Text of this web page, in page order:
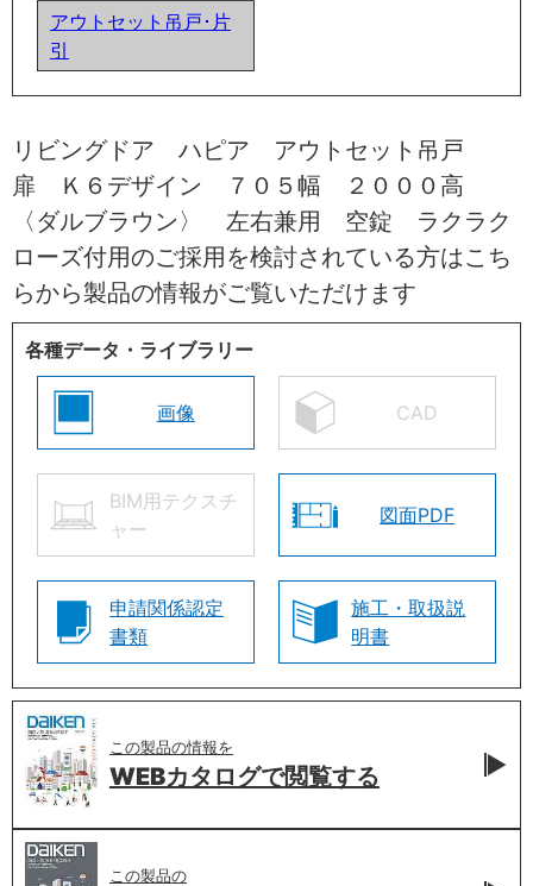
アウトセット吊戸･片
引
リビングドア ハピア アウトセット吊戸
扉 Ｋ６デザイン ７０５幅 ２０００高
〈ダルブラウン〉 左右兼用 空錠 ラクラク
ローズ付用のご採用を検討されている方はこち
らから製品の情報がご覧いただけます
各種データ・ライブラリー
画像 CAD
BIM用テクスチ
ャー
図面PDF
申請関係認定
書類
施工・取扱説
明書
この製品の情報を
WEBカタログで閲覧する
この製品の